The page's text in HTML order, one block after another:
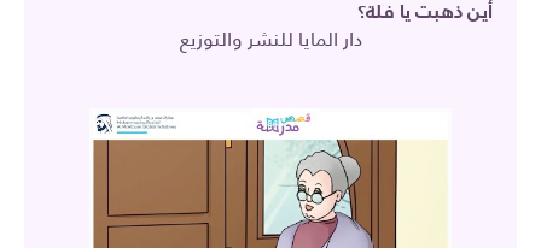
أين ذهبت يا فلة؟
دار المايا للنشر والتوزيع